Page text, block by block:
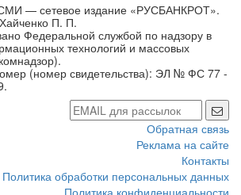
СМИ — сетевое издание «РУСБАНКРОТ».
П. П.
Федеральной службой по надзору в
технологий и массовых
(номер свидетельства): ЭЛ № ФС 77 -
Обратная связь
Реклама на сайте
Контакты
Политика обработки персональных данных
Политика конфиденциальности